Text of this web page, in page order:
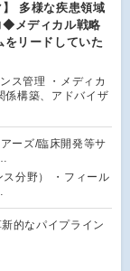
】 多様な疾患領域
◆メディカル戦略
リードしていた
ス管理 ・メディカ
係構築、アドバイザ
ーズ/臨床開発等サ
ス分野） ・フィール
的なパイプライン